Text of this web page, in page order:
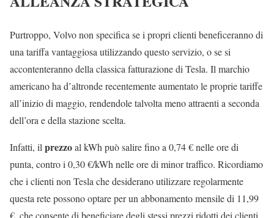
Purtroppo, Volvo non specifica se i propri clienti beneficeranno di
una tariffa vantaggiosa utilizzando questo servizio, o se si
accontenteranno della classica fatturazione di Tesla. Il marchio
americano ha d’altronde recentemente aumentato le proprie tariffe
all’inizio di maggio, rendendole talvolta meno attraenti a seconda
dell’ora e della stazione scelta.
Infatti, il prezzoal kWh può salire fino a 0,74 € nelle ore di
punta, contro i 0,30 €/kWh nelle ore di minor traffico. Ricordiamo
che i clienti non Tesla che desiderano utilizzare regolarmente
questa rete possono optare per un abbonamento mensile di 11,99
€, che consente di beneficiare degli stessi prezzi ridotti dei clienti